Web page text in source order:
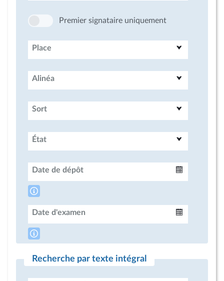
Premier signataire uniquement
Place
Alinéa
Sort
État
Date de dépôt
Date d'examen
Recherche par texte intégral